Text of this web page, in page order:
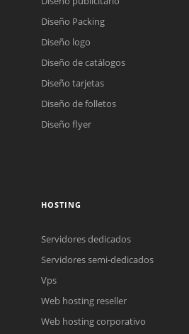
Diseño Packing
Diseño logo
Diseño de catálogos
Diseño tarjetas
Diseño de folletos
Diseño flyer
HOSTING
Servidores dedicados
Servidores semi-dedicados
Vps
Web hosting reseller
Web hosting corporativo